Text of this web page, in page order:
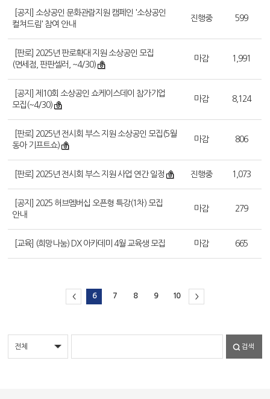
[공지] 소상공인 문화관람지원 캠페인 '소상공인
컬쳐드림' 참여 안내
진행중 599
[판로] 2025년 판로확대 지원 소상공인 모집
(면세점, 판판셀러, ~4/30)
마감 1,991
[공지] 제10회 소상공인 쇼케이스데이 참가기업
모집(~4/30)
마감 8,124
[판로] 2025년 전시회 부스 지원 소상공인 모집(5월
동아 기프트쇼)
마감 806
[판로] 2025년 전시회 부스 지원 사업 연간 일정 진행중 1,073
[공지] 2025 허브멤버십 오픈형 특강(1차) 모집
안내
마감 279
[교육] (희망나눔) DX 아카데미 4월 교육생 모집 마감 665
< 6 7 8 9 10 >
검색